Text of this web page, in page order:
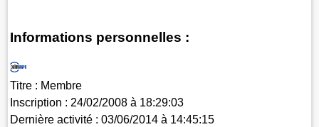
Informations personnelles :
Titre : Membre
Inscription : 24/02/2008 à 18:29:03
Dernière activité : 03/06/2014 à 14:45:15